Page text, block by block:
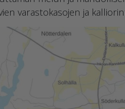
varastokasojen ja